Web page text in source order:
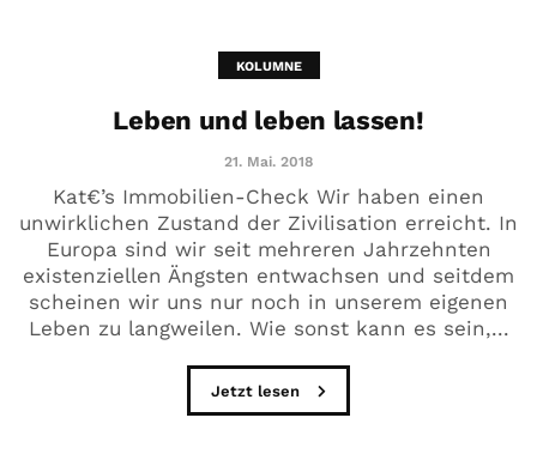
KOLUMNE
Leben und leben lassen!
21. Mai. 2018
Kat€’s Immobilien-Check Wir haben einen
unwirklichen Zustand der Zivilisation erreicht. In
Europa sind wir seit mehreren Jahrzehnten
existenziellen Ängsten entwachsen und seitdem
scheinen wir uns nur noch in unserem eigenen
Leben zu langweilen. Wie sonst kann es sein,...
Jetzt lesen